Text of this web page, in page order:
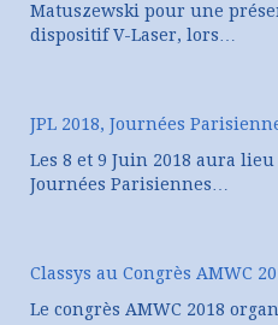
Matuszewski pour une
dispositif V-Laser, lors…
JPL 2018, Journées
Les 8 et 9 Juin 2018 aura lieu
Journées Parisiennes…
Classys au Congrès AMWC
Le congrès AMWC 2018